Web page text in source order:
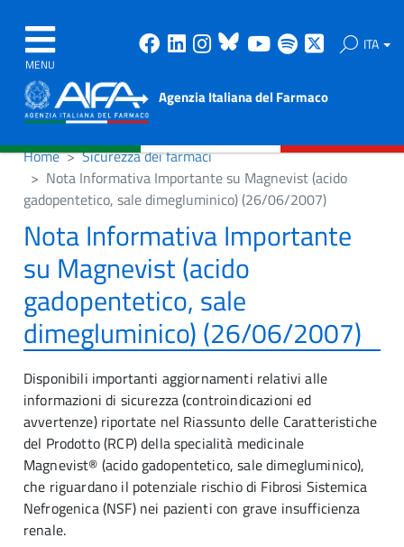
MENU
Facebook
Linkedin
Instagram
Bluesky
Youtube
Spotify ITA
Agenzia Italiana del Farmaco
Home
Sicurezza dei farmaci
Nota Informativa Importante su Magnevist (acido
gadopentetico, sale dimegluminico) (26/06/2007)
Nota Informativa Importante
su Magnevist (acido
gadopentetico, sale
dimegluminico) (26/06/2007)
Disponibili importanti aggiornamenti relativi alle
informazioni di sicurezza (controindicazioni ed
avvertenze) riportate nel Riassunto delle Caratteristiche
del Prodotto (RCP) della specialità medicinale
Magnevist® (acido gadopentetico, sale dimegluminico),
che riguardano il potenziale rischio di Fibrosi Sistemica
Nefrogenica (NSF) nei pazienti con grave insufficienza
renale.